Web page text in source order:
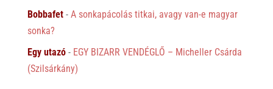
Bobbafet- A sonkapácolás titkai, avagy van-e magyar
sonka?
Egy utazó- EGY BIZARR VENDÉGLŐ – Micheller Csárda
(Szilsárkány)